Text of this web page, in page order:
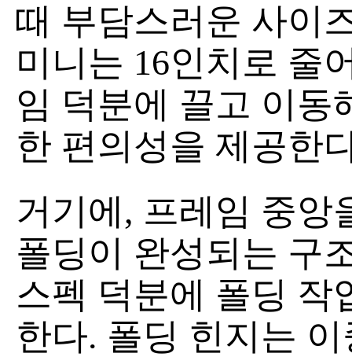
때 부담스러운 사이
미니는 16인치로 줄
임 덕분에 끌고 이동
한 편의성을 제공한
거기에, 프레임 중앙
폴딩이 완성되는 구
스펙 덕분에 폴딩 작
한다. 폴딩 힌지는